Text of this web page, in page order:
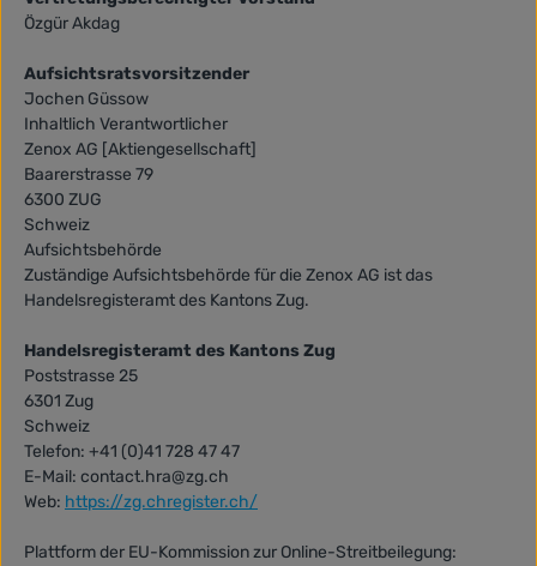
Özgür Akdag
Aufsichtsratsvorsitzender
Jochen Güssow
Inhaltlich Verantwortlicher
Zenox AG [Aktiengesellschaft]
Baarerstrasse 79
6300 ZUG
Schweiz
Aufsichtsbehörde
Zuständige Aufsichtsbehörde für die Zenox AG ist das
Handelsregisteramt des Kantons Zug.
Handelsregisteramt des Kantons Zug
Poststrasse 25
6301 Zug
Schweiz
Telefon: +41 (0)41 728 47 47
E-Mail: contact.hra@zg.ch
Web: https://zg.chregister.ch/
Plattform der EU-Kommission zur Online-Streitbeilegung: